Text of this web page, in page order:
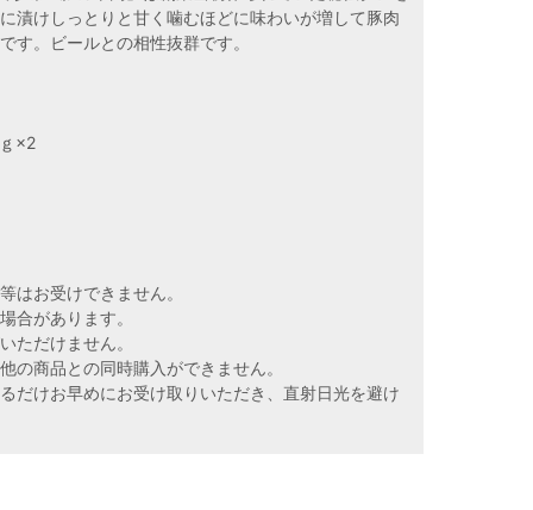
漬けしっとりと甘く噛むほどに味わいが増して豚肉
す。ビールとの相性抜群です。
×2
はお受けできません。
合があります。
ただけません。
の商品との同時購入ができません。
だけお早めにお受け取りいただき、直射日光を避け